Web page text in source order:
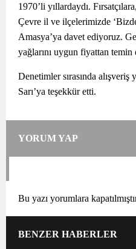
1970’li yıllardaydı.
Çevre il ve ilçelerimizde
Amasya’ya davet ediyoruz.
yağlarını uygun fiyattan
Denetimler sırasında
Sarı’ya teşekkür etti.
YORUM YAP
Bu yazı yorumlara
BENZER HABERLER